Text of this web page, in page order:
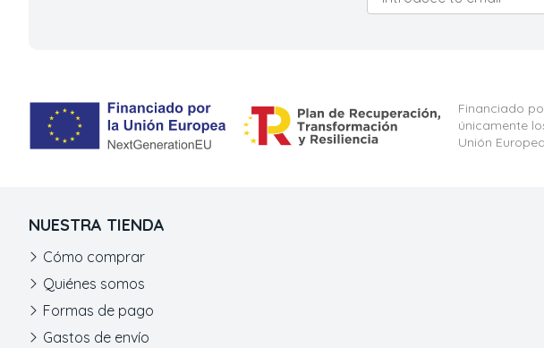
Financiado
únicamente
Unión
NUESTRA TIENDA
Cómo comprar
Quiénes somos
Formas de pago
Gastos de envío